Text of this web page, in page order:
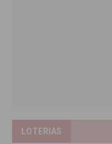
LOTERIAS